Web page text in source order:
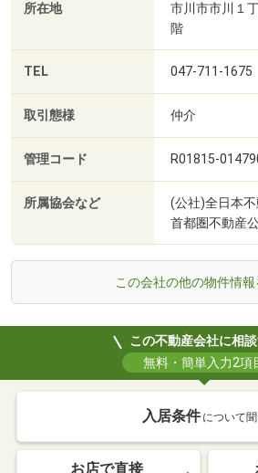
所在地
市川市市川１
階
TEL 047-711-1675
取引態様 仲介
管理コード R01815-
所属協会など
(公社)全日本
首都圏不動産
この会社の他の物件情報
この不動産会社に相
無料・簡単入力2項
入居条件 について聞
お店で直接